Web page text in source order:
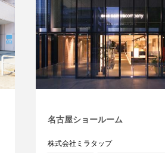
名古屋ショールーム
株式会社ミラタップ